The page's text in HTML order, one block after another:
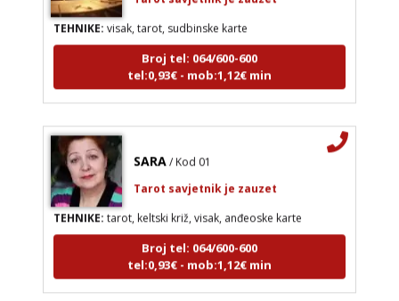
TEHNIKE:visak, tarot, sudbinske karte
Broj tel: 064/600-600
tel:0,93€ - mob:1,12€ min
TEHNIKE:tarot, keltski križ, visak, anđeoske karte
Broj tel: 064/600-600
tel:0,93€ - mob:1,12€ min